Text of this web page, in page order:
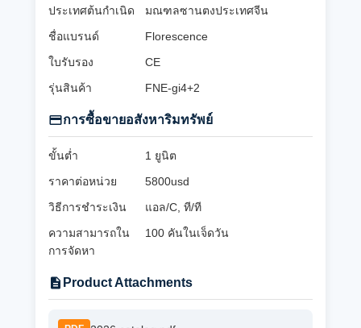
ประเทศต้นกำเนิด
มณฑลซานตงประเทศจีน
ชื่อแบรนด์
Florescence
ใบรับรอง
CE
รุ่นสินค้า
FNE-gi4+2
การซื้อขายอสังหาริมทรัพย์
ขั้นต่ำ
1 ยูนิต
ราคาต่อหน่วย
5800usd
วิธีการชำระเงิน
แอล/C, ที/ที
ความสามารถใน
การจัดหา
100 คันในเจ็ดวัน
Product Attachments